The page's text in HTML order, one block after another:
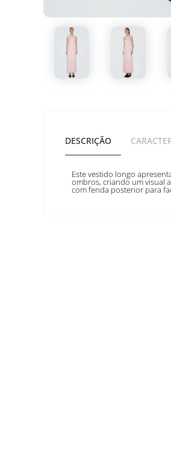
DESCRIÇÃO
Este vestido longo
ombros, criando um visual
com fenda posterior para